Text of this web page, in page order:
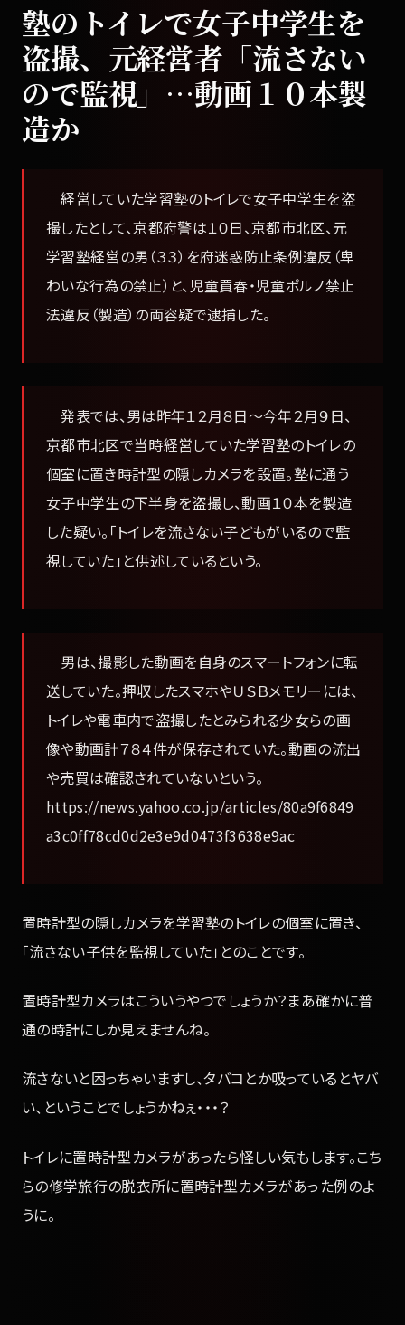
塾のトイレで女子中学生を
盗撮、元経営者「流さない
ので監視」…動画１０本製
造か
経営していた学習塾のトイレで女子中学生を盗
撮したとして、京都府警は１０日、京都市北区、元
学習塾経営の男（３３）を府迷惑防止条例違反（卑
わいな行為の禁止）と、児童買春・児童ポルノ禁止
法違反（製造）の両容疑で逮捕した。
発表では、男は昨年１２月８日～今年２月９日、
京都市北区で当時経営していた学習塾のトイレの
個室に置き時計型の隠しカメラを設置。塾に通う
女子中学生の下半身を盗撮し、動画１０本を製造
した疑い。「トイレを流さない子どもがいるので監
視していた」と供述しているという。
男は、撮影した動画を自身のスマートフォンに転
送していた。押収したスマホやＵＳＢメモリーには、
トイレや電車内で盗撮したとみられる少女らの画
像や動画計７８４件が保存されていた。動画の流出
や売買は確認されていないという。
https://news.yahoo.co.jp/articles/80a9f6849
a3c0ff78cd0d2e3e9d0473f3638e9ac
置時計型の隠しカメラを学習塾のトイレの個室に置き、
「流さない子供を監視していた」とのことです。
置時計型カメラはこういうやつでしょうか？まあ確かに普
通の時計にしか見えませんね。
流さないと困っちゃいますし、タバコとか吸っているとヤバ
い、ということでしょうかねぇ・・・？
トイレに置時計型カメラがあったら怪しい気もします。こち
らの修学旅行の脱衣所に置時計型カメラがあった例のよ
うに。